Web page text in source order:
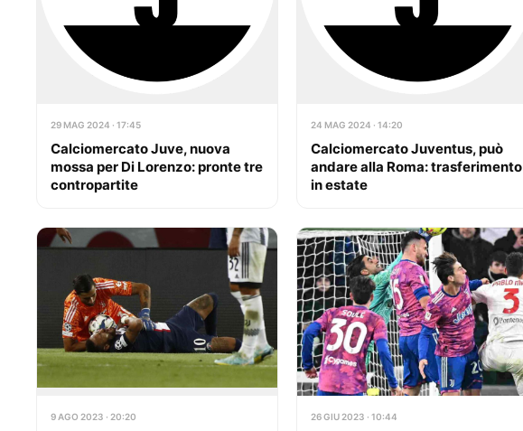
29 MAG 2024 · 17:45
Calciomercato Juve, nuova
mossa per Di Lorenzo: pronte tre
contropartite
24 MAG 2024 · 14:20
Calciomercato Juventus, può
andare alla Roma: trasferimento
in estate
9 AGO 2023 · 20:20 26 GIU 2023 · 10:44